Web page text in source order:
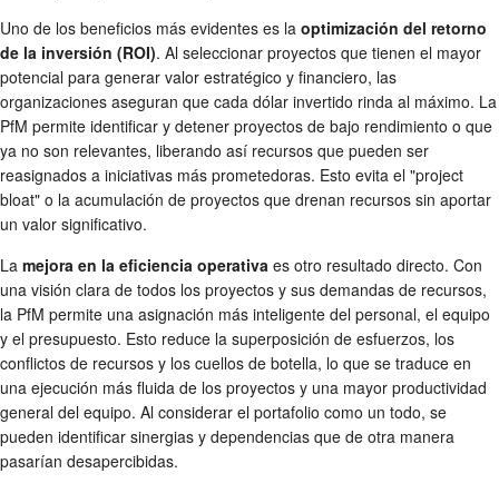
Uno de los beneficios más evidentes es la optimización del retorno
de la inversión (ROI). Al seleccionar proyectos que tienen el mayor
potencial para generar valor estratégico y financiero, las
organizaciones aseguran que cada dólar invertido rinda al máximo. La
PfM permite identificar y detener proyectos de bajo rendimiento o que
ya no son relevantes, liberando así recursos que pueden ser
reasignados a iniciativas más prometedoras. Esto evita el "project
bloat" o la acumulación de proyectos que drenan recursos sin aportar
un valor significativo.
La mejora en la eficiencia operativa es otro resultado directo. Con
una visión clara de todos los proyectos y sus demandas de recursos,
la PfM permite una asignación más inteligente del personal, el equipo
y el presupuesto. Esto reduce la superposición de esfuerzos, los
conflictos de recursos y los cuellos de botella, lo que se traduce en
una ejecución más fluida de los proyectos y una mayor productividad
general del equipo. Al considerar el portafolio como un todo, se
pueden identificar sinergias y dependencias que de otra manera
pasarían desapercibidas.